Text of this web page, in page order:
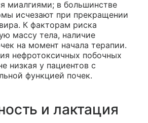
миалгиями; в большинстве
исчезают при прекращении
К факторам риска
массу тела, наличие
на момент начала терапии.
нефротоксичных побочных
низкая у пациентов с
функцией почек.
и лактация